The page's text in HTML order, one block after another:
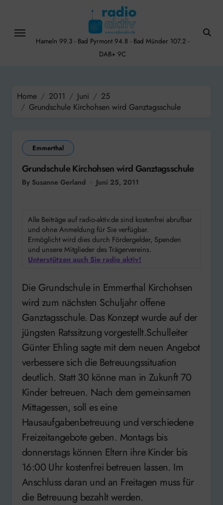
content
Hameln 99.3 - Bad Pyrmont 94.8 - Bad Münder 107.2 -
DAB+ 9C
Home 2011 Juni
25
Grundschule Kirchohsen wird Ganztagsschule
Emmerthal
Grundschule Kirchohsen wird Ganztagsschule
By Susanne Gerland Juni 25, 2011
Alle Beiträge auf radio-aktiv.de sind kostenfrei abrufbar
und ohne Anmeldung für Sie verfügbar.
Ermöglicht wird dies durch Fördergelder, Spenden
und unsere Mitglieder des Trägervereins.
Unterstützen auch Sie radio aktiv!
Die Grundschule in Emmerthal Kirchohsen
wird zum nächsten Schuljahr offene
Ganztagsschule. Das Konzept wurde auf der
jüngsten Ratssitzung vorgestellt.Schulleiter
Günter Ehling sagte mit dem neuen Angebot
verbessere sich die Betreuungssituation
deutlich. Statt 30 könne man in Zukunft 70
Kinder betreuen. Nach dem gemeinsamen
Mittagessen, soll es eine
Hausaufgabenbetreuung und verschiedene
Freizeitangebote geben. Montags bis
donnerstags können Eltern ihre Kinder bis
16:00 Uhr kostenfrei betreuen lassen. Im
Anschluss daran und an Freitagen muss für
die Betreuung bezahlt werden.